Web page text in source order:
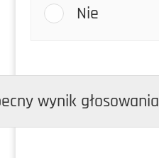
Nie
wynik głosowania